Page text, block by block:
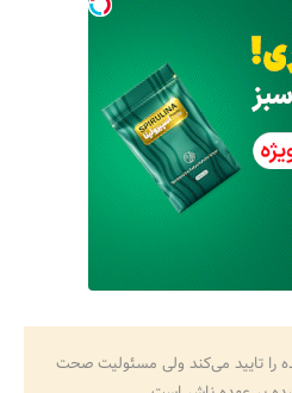
را تایید می‌کند ولی مسئولیت صحت